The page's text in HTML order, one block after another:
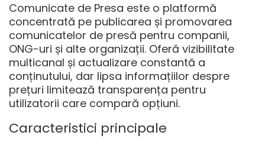
Comunicate de Presa este o platformă
concentrată pe publicarea și promovarea
comunicatelor de presă pentru companii,
ONG-uri și alte organizații. Oferă vizibilitate
multicanal și actualizare constantă a
conținutului, dar lipsa informațiilor despre
prețuri limitează transparența pentru
utilizatorii care compară opțiuni.
Caracteristici principale